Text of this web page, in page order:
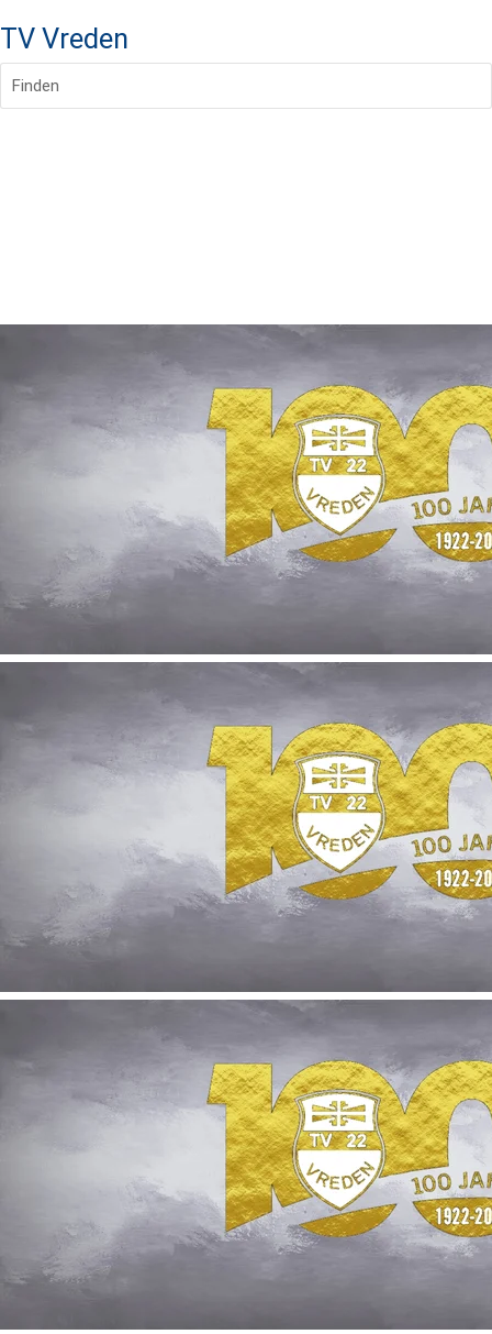
TV Vreden
Finden